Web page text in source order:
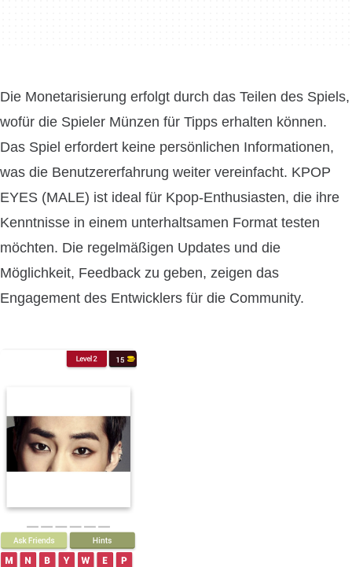
Die Monetarisierung erfolgt durch das Teilen des Spiels,
wofür die Spieler Münzen für Tipps erhalten können.
Das Spiel erfordert keine persönlichen Informationen,
was die Benutzererfahrung weiter vereinfacht. KPOP
EYES (MALE) ist ideal für Kpop-Enthusiasten, die ihre
Kenntnisse in einem unterhaltsamen Format testen
möchten. Die regelmäßigen Updates und die
Möglichkeit, Feedback zu geben, zeigen das
Engagement des Entwicklers für die Community.